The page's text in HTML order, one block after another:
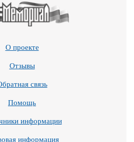
О проекте
Отзывы
связь
Помощь
информации
информация